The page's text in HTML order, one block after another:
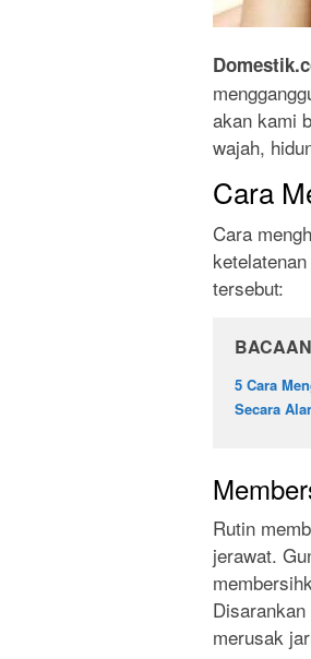
akan kami
wajah,
Cara
Cara
tersebut:
5 Cara
Secara
Rutin
jerawat.
merusak